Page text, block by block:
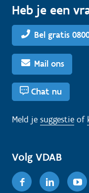
Heb je een
Bel gratis
Mail ons
Chat nu
Meld je suggestie of
Volg VDAB
Facebook